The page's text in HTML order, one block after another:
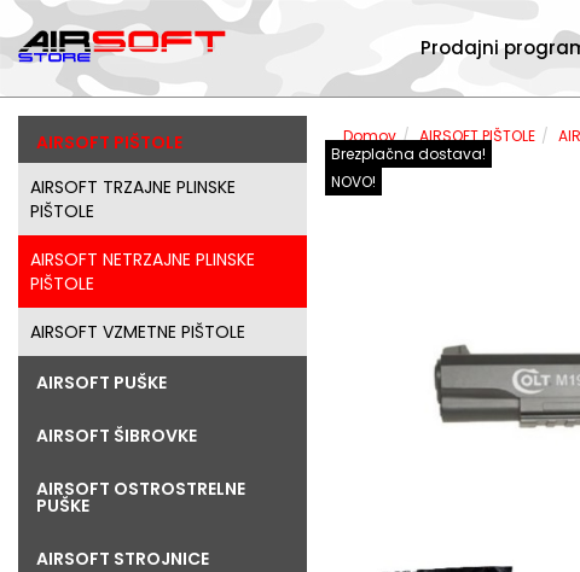
Prodajni
AIRSOFT PIŠTOLE
AIRSOFT TRZAJNE PLINSKE
PIŠTOLE
AIRSOFT NETRZAJNE PLINSKE
PIŠTOLE
AIRSOFT VZMETNE PIŠTOLE
AIRSOFT PUŠKE
AIRSOFT ŠIBROVKE
AIRSOFT OSTROSTRELNE
PUŠKE
AIRSOFT STROJNICE
Domov AIRSOFT PIŠTOLE
NOVO!
Brezplačna dostava!